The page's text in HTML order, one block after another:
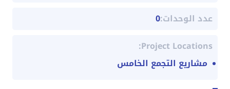
عدد الوحدات:0
Project Locations:
مشاريع التجمع الخامس